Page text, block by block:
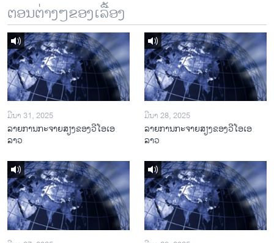
ຕອນຕ່າງໆຂອງເລື້ອງ
ມີນາ 31, 2025
ລາຍການກະຈາຍສຽງຂອງວີໂອເອ
ລາວ
ມີນາ 28, 2025
ລາຍການກະຈາຍສຽງຂອງວີໂອເອ
ລາວ